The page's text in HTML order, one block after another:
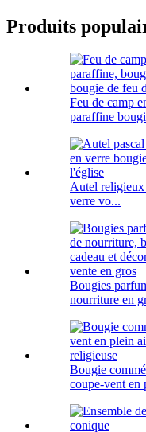
Produits
Feu de camp
paraffine
Autel religieux
verre vo...
Bougies
nourriture en
Bougie
coupe-vent en